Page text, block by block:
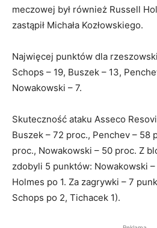
meczowej był również Russell
zastąpił Michała Kozłowskiego.
Najwięcej punktów dla
Schops – 19, Buszek – 13,
Nowakowski – 7.
Skuteczność ataku Asseco
Buszek – 72 proc., Penchev – 58
proc., Nowakowski – 50 proc. Z
zdobyli 5 punktów: Nowakowski
Holmes po 1. Za zagrywki – 7
Schops po 2, Tichacek 1).